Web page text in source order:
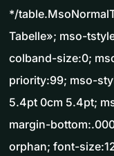
*/
Tabelle»; mso-
colband-size:0;
priority:99; mso-
5.4pt 0cm 5.4pt;
margin-
orphan; font-